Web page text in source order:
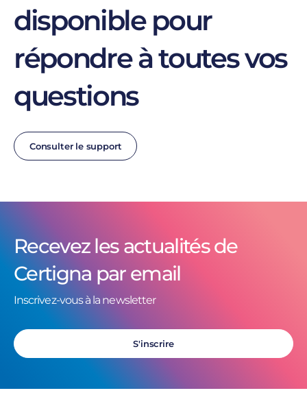
disponible pour
répondre à toutes vos
questions
Consulter le support
Recevez les actualités de
Certigna par email
Inscrivez-vous à la newsletter
S'inscrire